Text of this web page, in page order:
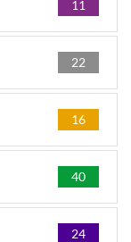
11
22
16
40
24